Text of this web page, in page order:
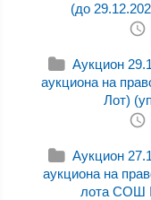
(до
Аукцион
аукциона на
Лот)
Аукцион
аукциона на
лота